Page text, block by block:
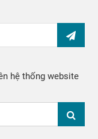
hệ thống website